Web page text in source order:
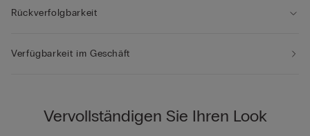
Rückverfolgbarkeit
Verfügbarkeit im Geschäft
Vervollständigen Sie Ihren Look